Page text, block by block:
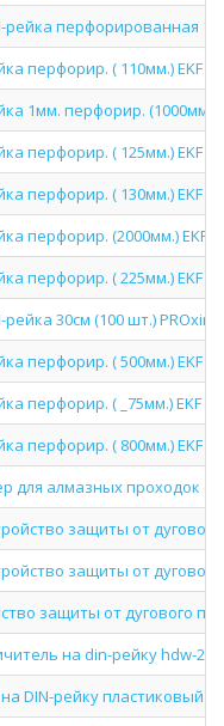
рейка перфорированная
перфорир. ( 110мм.) EKF
1мм. перфорир. (1000мм.)
перфорир. ( 125мм.) EKF
перфорир. ( 130мм.) EKF
перфорир. (2000мм.) EKF
перфорир. ( 225мм.) EKF
рейка 30см (100 шт.)
перфорир. ( 500мм.) EKF
перфорир. ( _75мм.) EKF
перфорир. ( 800мм.) EKF
для алмазных проходок
защиты от
защиты от
защиты от дугового
на din-рейку hdw-2-
DIN-рейку пластиковый 1